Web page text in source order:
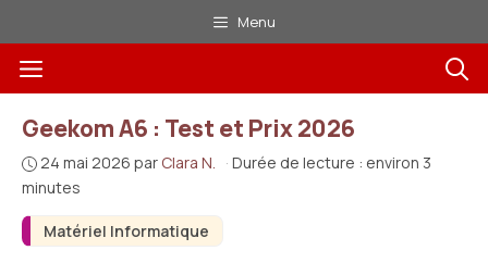
au
contenu
Menu
Menu
Matériel Informatique
Geekom A6 : Test et Prix 2026
24 mai 2026 par Clara N. · Durée de lecture : environ 3
minutes